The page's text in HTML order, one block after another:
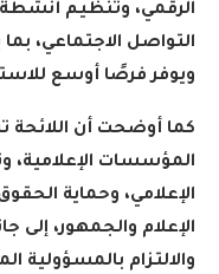
الرقمي، وتنظيم
التواصل الاجتماعي،
ويوفر فرصًا أوسع
كما أوضحت أن اللائحة
المؤسسات الإعلامية،
الإعلامي، وحماية
الإعلام والجمهور، إلى
والالتزام بالمسؤولية